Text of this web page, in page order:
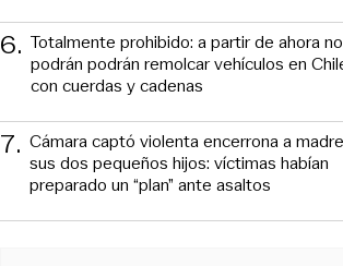
6. Totalmente prohibido: a partir de ahora no
podrán podrán remolcar vehículos en
con cuerdas y cadenas
7. Cámara captó violenta encerrona a
sus dos pequeños hijos: víctimas habían
preparado un “plan” ante asaltos